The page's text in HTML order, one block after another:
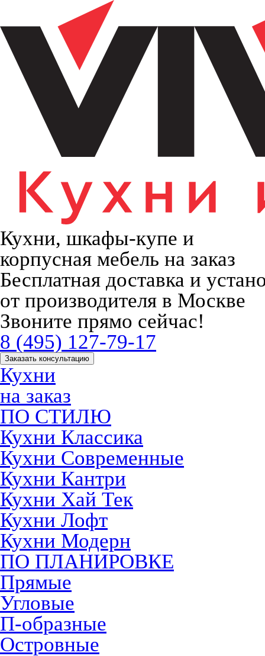
Кухни, шкафы-купе и
корпусная мебель на заказ
Бесплатная доставка и
от производителя в Москве
Звоните прямо сейчас!
8 (495) 127-79-17
Заказать консультацию
Кухни
на заказ
ПО СТИЛЮ
Кухни Классика
Кухни Современные
Кухни Кантри
Кухни Хай Тек
Кухни Лофт
Кухни Модерн
ПО ПЛАНИРОВКЕ
Прямые
Угловые
П-образные
Островные